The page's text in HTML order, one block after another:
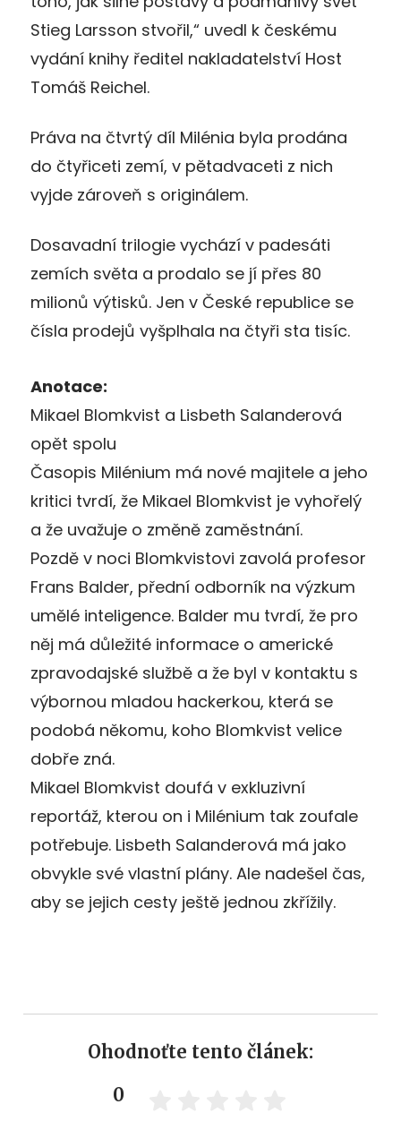
Stieg Larsson stvořil,“ uvedl k českému
vydání knihy ředitel nakladatelství Host
Tomáš Reichel.
Práva na čtvrtý díl Milénia byla prodána
do čtyřiceti zemí, v pětadvaceti z nich
vyjde zároveň s originálem.
Dosavadní trilogie vychází v padesáti
zemích světa a prodalo se jí přes 80
milionů výtisků. Jen v České republice se
čísla prodejů vyšplhala na čtyři sta tisíc.
Anotace:
Mikael Blomkvist a Lisbeth Salanderová
opět spolu
Časopis Milénium má nové majitele a jeho
kritici tvrdí, že Mikael Blomkvist je vyhořelý
a že uvažuje o změně zaměstnání.
Pozdě v noci Blomkvistovi zavolá profesor
Frans Balder, přední odborník na výzkum
umělé inteligence. Balder mu tvrdí, že pro
něj má důležité informace o americké
zpravodajské službě a že byl v kontaktu s
výbornou mladou hackerkou, která se
podobá někomu, koho Blomkvist velice
dobře zná.
Mikael Blomkvist doufá v exkluzivní
reportáž, kterou on i Milénium tak zoufale
potřebuje. Lisbeth Salanderová má jako
obvykle své vlastní plány. Ale nadešel čas,
aby se jejich cesty ještě jednou zkřížily.
Ohodnoťte tento článek:
0